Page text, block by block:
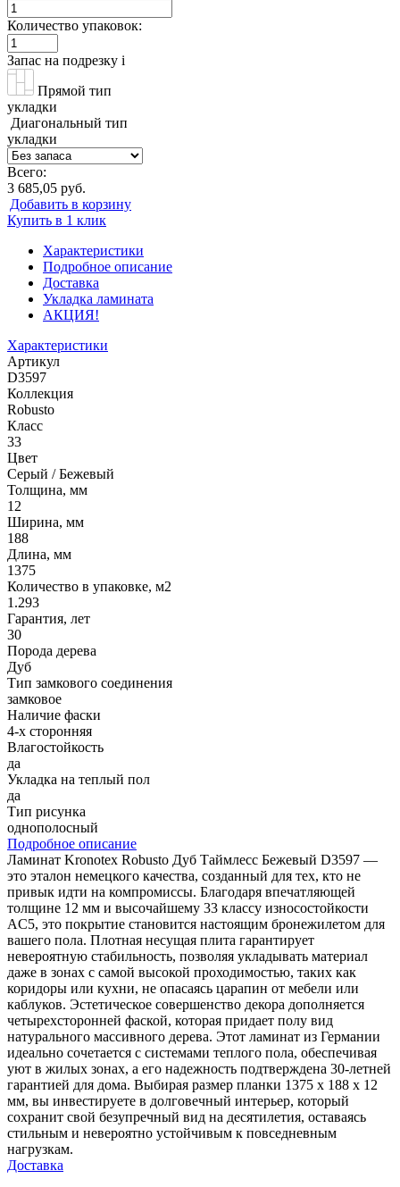
Количество упаковок:
Запас на подрезку i
Прямой тип
укладки
Диагональный тип
укладки
Всего:
3 685,05 руб.
Добавить в корзину
Купить в 1 клик
Характеристики
Подробное описание
Доставка
Укладка ламината
АКЦИЯ!
Характеристики
Артикул
D3597
Коллекция
Robusto
Класс
33
Цвет
Серый / Бежевый
Толщина, мм
12
Ширина, мм
188
Длина, мм
1375
Количество в упаковке, м2
1.293
Гарантия, лет
30
Порода дерева
Дуб
Тип замкового соединения
замковое
Наличие фаски
4-х сторонняя
Влагостойкость
да
Укладка на теплый пол
да
Тип рисунка
однополосный
Подробное описание
Ламинат Kronotex Robusto Дуб Таймлесс Бежевый D3597 —
это эталон немецкого качества, созданный для тех, кто не
привык идти на компромиссы. Благодаря впечатляющей
толщине 12 мм и высочайшему 33 классу износостойкости
AC5, это покрытие становится настоящим бронежилетом для
вашего пола. Плотная несущая плита гарантирует
невероятную стабильность, позволяя укладывать материал
даже в зонах с самой высокой проходимостью, таких как
коридоры или кухни, не опасаясь царапин от мебели или
каблуков. Эстетическое совершенство декора дополняется
четырехсторонней фаской, которая придает полу вид
натурального массивного дерева. Этот ламинат из Германии
идеально сочетается с системами теплого пола, обеспечивая
уют в жилых зонах, а его надежность подтверждена 30-летней
гарантией для дома. Выбирая размер планки 1375 х 188 х 12
мм, вы инвестируете в долговечный интерьер, который
сохранит свой безупречный вид на десятилетия, оставаясь
стильным и невероятно устойчивым к повседневным
нагрузкам.
Доставка